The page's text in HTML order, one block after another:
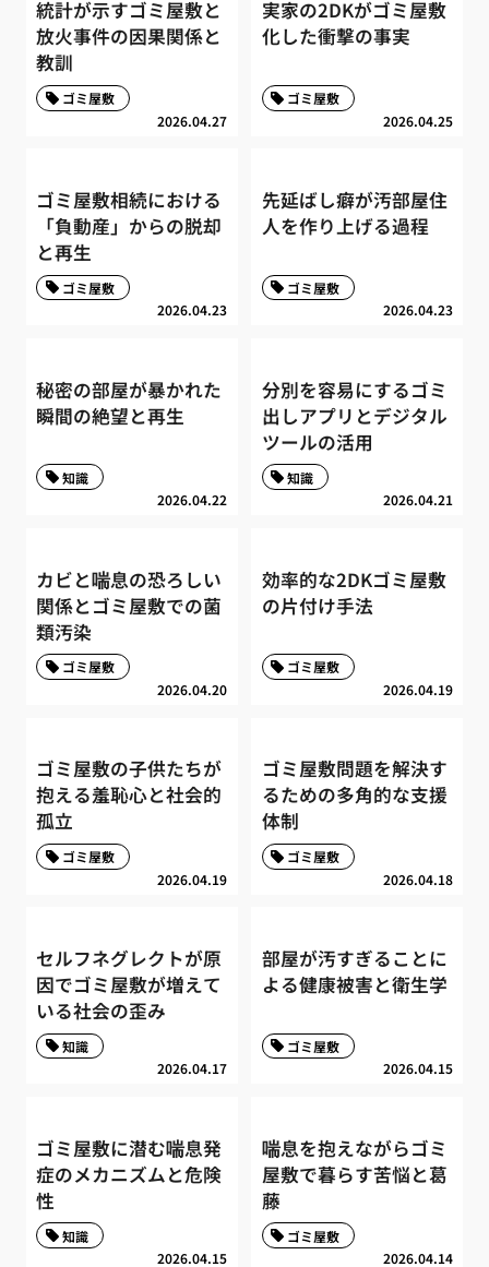
統計が示すゴミ屋敷と
放火事件の因果関係と
教訓
2026.04.27
ゴミ屋敷
実家の2DKがゴミ屋敷
化した衝撃の事実
2026.04.25
ゴミ屋敷
ゴミ屋敷相続における
「負動産」からの脱却
と再生
2026.04.23
ゴミ屋敷
先延ばし癖が汚部屋住
人を作り上げる過程
2026.04.23
ゴミ屋敷
秘密の部屋が暴かれた
瞬間の絶望と再生
2026.04.22
知識
分別を容易にするゴミ
出しアプリとデジタル
ツールの活用
2026.04.21
知識
カビと喘息の恐ろしい
関係とゴミ屋敷での菌
類汚染
2026.04.20
ゴミ屋敷
効率的な2DKゴミ屋敷
の片付け手法
2026.04.19
ゴミ屋敷
ゴミ屋敷の子供たちが
抱える羞恥心と社会的
孤立
2026.04.19
ゴミ屋敷
ゴミ屋敷問題を解決す
るための多角的な支援
体制
2026.04.18
ゴミ屋敷
セルフネグレクトが原
因でゴミ屋敷が増えて
いる社会の歪み
2026.04.17
知識
部屋が汚すぎることに
よる健康被害と衛生学
2026.04.15
ゴミ屋敷
ゴミ屋敷に潜む喘息発
症のメカニズムと危険
性
2026.04.15
知識
喘息を抱えながらゴミ
屋敷で暮らす苦悩と葛
藤
2026.04.14
ゴミ屋敷